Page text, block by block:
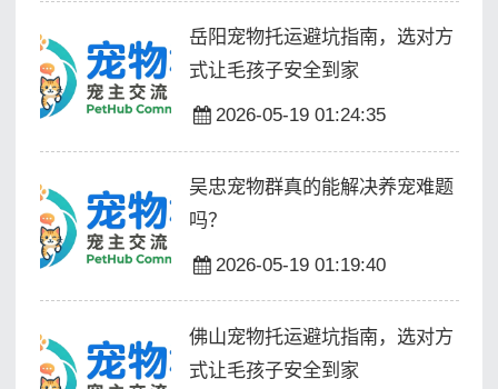
岳阳宠物托运避坑指南，选对方
式让毛孩子安全到家
2026-05-19 01:24:35
吴忠宠物群真的能解决养宠难题
吗？
2026-05-19 01:19:40
佛山宠物托运避坑指南，选对方
式让毛孩子安全到家